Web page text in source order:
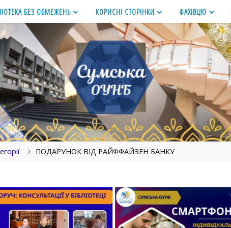
БЕЗ ОБМЕЖЕНЬ КОРИСНІ СТОРІНКИ ФАХІВЦЮ
ПОДАРУНОК ВІД РАЙФФАЙЗЕН БАНКУ